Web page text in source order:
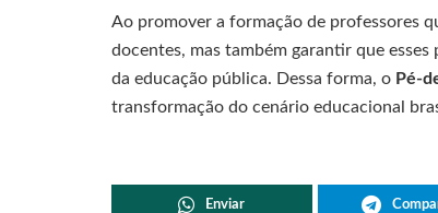
Ao promover a formação de professores
docentes, mas também garantir que
da educação pública. Dessa forma, o Pé-
transformação do cenário educacional
Enviar